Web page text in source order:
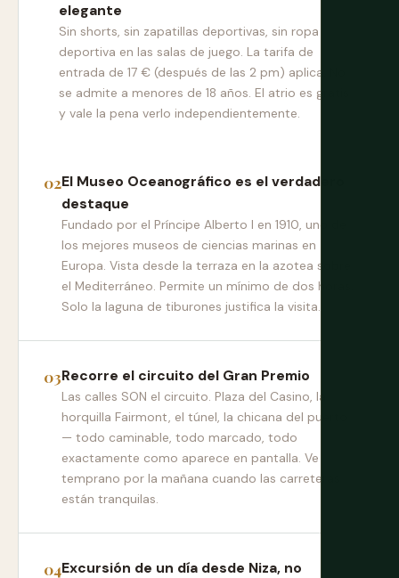
elegante
Sin shorts, sin zapatillas deportivas, sin ropa
deportiva en las salas de juego. La tarifa de
entrada de 17 € (después de las 2 pm) aplica. No
se admite a menores de 18 años. El atrio es gratis
y vale la pena verlo independientemente.
El Museo Oceanográfico es el verdadero
destaque
Fundado por el Príncipe Alberto I en 1910, uno de
los mejores museos de ciencias marinas en
Europa. Vista desde la terraza en la azotea sobre
el Mediterráneo. Permite un mínimo de dos horas.
Solo la laguna de tiburones justifica la visita.
Recorre el circuito del Gran Premio
Las calles SON el circuito. Plaza del Casino, la
horquilla Fairmont, el túnel, la chicana del puerto
— todo caminable, todo marcado, todo
exactamente como aparece en pantalla. Ve
temprano por la mañana cuando las carreteras
están tranquilas.
Excursión de un día desde Niza, no